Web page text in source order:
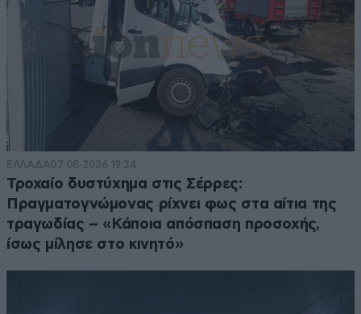
ΕΛΛΑΔΑ07·08·2026 19:24
Τροχαίο δυστύχημα στις Σέρρες:
Πραγματογνώμονας ρίχνει φως στα αίτια της
τραγωδίας – «Κάποια απόσπαση προσοχής,
ίσως μίλησε στο κινητό»